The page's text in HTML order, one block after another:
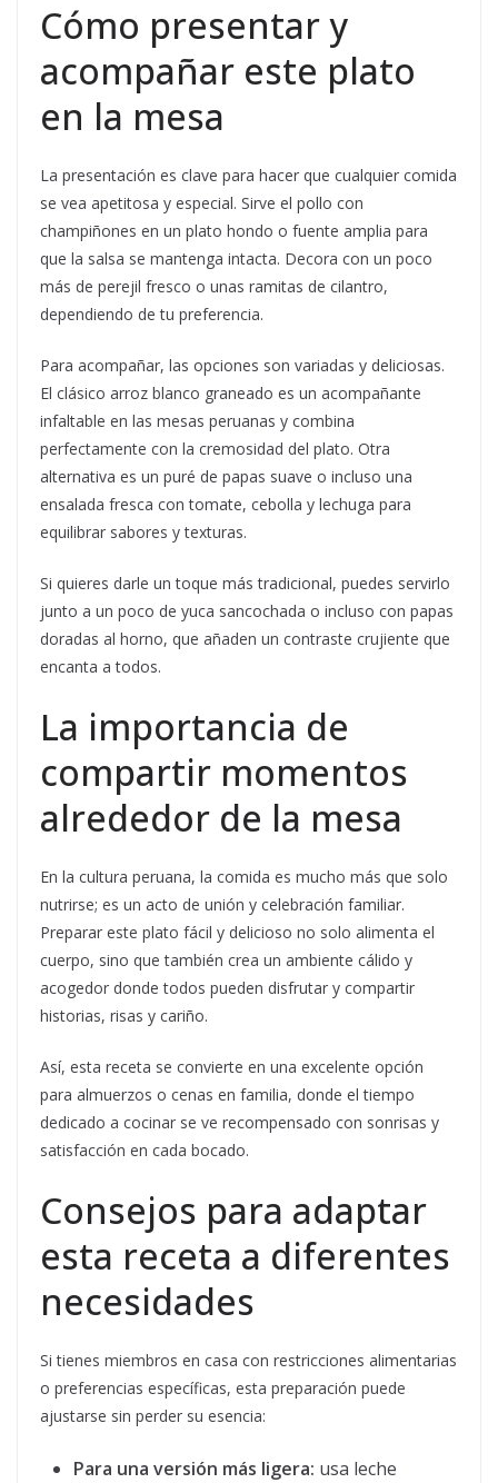
Cómo presentar y
acompañar este plato
en la mesa
La presentación es clave para hacer que cualquier comida
se vea apetitosa y especial. Sirve el pollo con
champiñones en un plato hondo o fuente amplia para
que la salsa se mantenga intacta. Decora con un poco
más de perejil fresco o unas ramitas de cilantro,
dependiendo de tu preferencia.
Para acompañar, las opciones son variadas y deliciosas.
El clásico arroz blanco graneado es un acompañante
infaltable en las mesas peruanas y combina
perfectamente con la cremosidad del plato. Otra
alternativa es un puré de papas suave o incluso una
ensalada fresca con tomate, cebolla y lechuga para
equilibrar sabores y texturas.
Si quieres darle un toque más tradicional, puedes servirlo
junto a un poco de yuca sancochada o incluso con papas
doradas al horno, que añaden un contraste crujiente que
encanta a todos.
La importancia de
compartir momentos
alrededor de la mesa
En la cultura peruana, la comida es mucho más que solo
nutrirse; es un acto de unión y celebración familiar.
Preparar este plato fácil y delicioso no solo alimenta el
cuerpo, sino que también crea un ambiente cálido y
acogedor donde todos pueden disfrutar y compartir
historias, risas y cariño.
Así, esta receta se convierte en una excelente opción
para almuerzos o cenas en familia, donde el tiempo
dedicado a cocinar se ve recompensado con sonrisas y
satisfacción en cada bocado.
Consejos para adaptar
esta receta a diferentes
necesidades
Si tienes miembros en casa con restricciones alimentarias
o preferencias específicas, esta preparación puede
ajustarse sin perder su esencia:
Para una versión más ligera: usa leche